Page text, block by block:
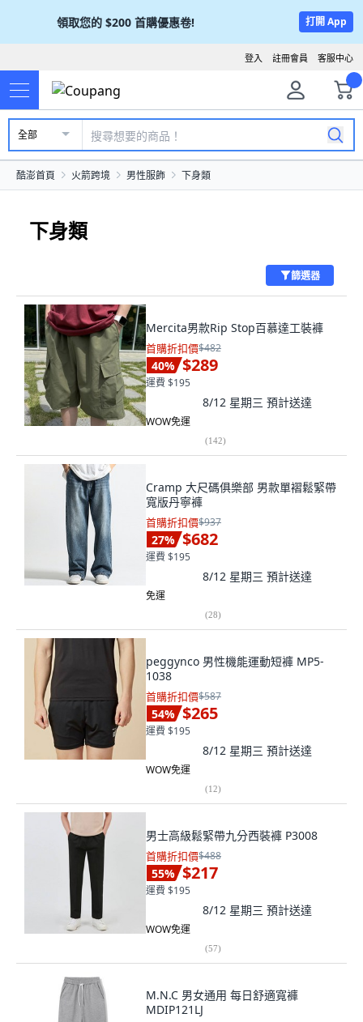
領取您的 $200 首購優惠卷! 打開 App
客服中心
註冊會員
登入
全部
酷澎首頁 火箭跨境 男性服飾 下身類
下身類
篩選器
Mercita男款Rip Stop百慕達工裝褲
首購折扣價$482
40% $289
運費 $195
8/12 星期三 預計送達
WOW免運
(142)
Cramp 大尺碼俱樂部 男款單褶鬆緊帶
寬版丹寧褲
首購折扣價$937
27% $682
運費 $195
8/12 星期三 預計送達
免運
(28)
peggynco 男性機能運動短褲 MP5-
1038
首購折扣價$587
54% $265
運費 $195
8/12 星期三 預計送達
WOW免運
(12)
男士高級鬆緊帶九分西裝褲 P3008
首購折扣價$488
55% $217
運費 $195
8/12 星期三 預計送達
WOW免運
(57)
M.N.C 男女通用 每日舒適寬褲
MDIP121LJ